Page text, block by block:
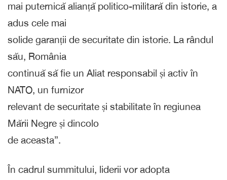
mai puternică alianță politico-militară din istorie, a
adus cele mai
solide garanții de securitate din istorie. La rândul
său, România
continuă să fie un Aliat responsabil și activ în
NATO, un furnizor
relevant de securitate și stabilitate în regiunea
Mării Negre și dincolo
de aceasta”.
În cadrul summitului, liderii vor adopta